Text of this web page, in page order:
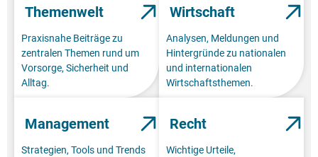
Themenwelt
Praxisnahe Beiträge zu
zentralen Themen rund um
Vorsorge, Sicherheit und
Alltag.
Wirtschaft
Analysen, Meldungen und
Hintergründe zu nationalen
und internationalen
Wirtschaftsthemen.
Management
Strategien, Tools und Trends
Recht
Wichtige Urteile,